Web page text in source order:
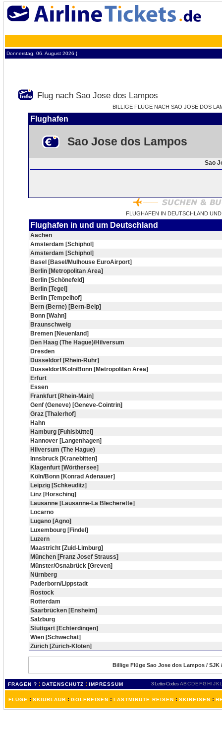
Donnerstag, 06. August 2026 ¦
Flug nach Sao Jose dos Lampos
BILLIGE FLÜGE NACH SAO JOSE DOS
Flughafen
Sao Jose dos Lampos
Sao
FLUGHAFEN IN DEUTSCHLAND
Flughafen in und um Deutschland
Aachen
Amsterdam [Schiphol]
Amsterdam [Schiphol]
Basel [Basel/Mulhouse EuroAirport]
Berlin [Metropolitan Area]
Berlin [Schönefeld]
Berlin [Tegel]
Berlin [Tempelhof]
Bern (Berne) [Bern-Belp]
Bonn [Wahn]
Braunschweig
Bremen [Neuenland]
Den Haag (The Hague)/Hilversum
Dresden
Düsseldorf [Rhein-Ruhr]
Düsseldorf/Köln/Bonn [Metropolitan Area]
Erfurt
Essen
Frankfurt [Rhein-Main]
Genf (Geneve) [Geneve-Cointrin]
Graz [Thalerhof]
Hahn
Hamburg [Fuhlsbüttel]
Hannover [Langenhagen]
Hilversum (The Hague)
Innsbruck [Kranebitten]
Klagenfurt [Wörthersee]
Köln/Bonn [Konrad Adenauer]
Leipzig [Schkeuditz]
Linz [Horsching]
Lausanne [Lausanne-La Blecherette]
Locarno
Lugano [Agno]
Luxembourg [Findel]
Luzern
Maastricht [Zuid-Limburg]
München [Franz Josef Strauss]
Münster/Osnabrück [Greven]
Nürnberg
Paderborn/Lippstadt
Rostock
Rotterdam
Saarbrücken [Ensheim]
Salzburg
Stuttgart [Echterdingen]
Wien [Schwechat]
Zürich [Zürich-Kloten]
Billige Flüge Sao Jose dos Lampos /
FRAGEN ? : DATENSCHUTZ : IMPRESSUM 3 Letter-Codes ABCDEFGH IJKL
FLÜGE : SKIURLAUB : GOLFREISEN : LASTMINUTE REISEN : SKIREISEN :